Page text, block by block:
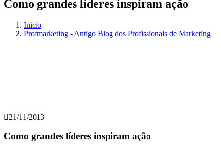
Como grandes líderes inspiram ação
Inicio
Profmarketing - Antigo Blog dos Profissionais de Marketing
21/11/2013
Como grandes líderes inspiram ação